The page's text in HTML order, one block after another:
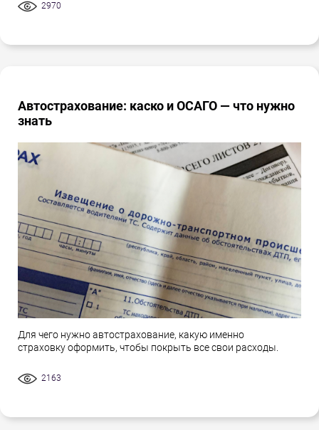
2970
Автострахование: каско и ОСАГО — что нужно
знать
Для чего нужно автострахование, какую именно
страховку оформить, чтобы покрыть все свои расходы.
2163